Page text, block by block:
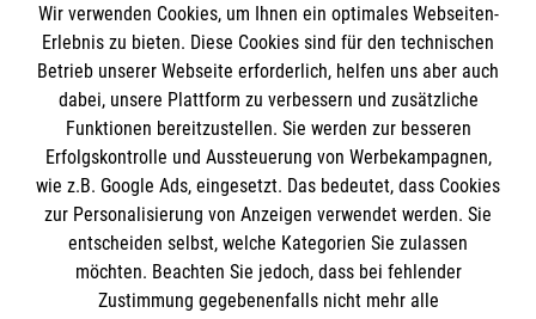
Informationen
Impressum
Datenschutz
Kontakt
Die Malteser
Malteser in Deutschland
Wir verwenden Cookies, um Ihnen ein optimales Webseiten-
Erlebnis zu bieten. Diese Cookies sind für den technischen
Betrieb unserer Webseite erforderlich, helfen uns aber auch
dabei, unsere Plattform zu verbessern und zusätzliche
Funktionen bereitzustellen. Sie werden zur besseren
Erfolgskontrolle und Aussteuerung von Werbekampagnen,
wie z.B. Google Ads, eingesetzt. Das bedeutet, dass Cookies
zur Personalisierung von Anzeigen verwendet werden. Sie
entscheiden selbst, welche Kategorien Sie zulassen
möchten. Beachten Sie jedoch, dass bei fehlender
Zustimmung gegebenenfalls nicht mehr alle